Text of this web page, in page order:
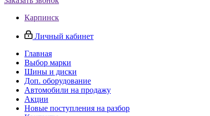
Карпинск
Личный кабинет
Главная
Выбор марки
Шины и диски
Доп. оборудование
Автомобили на продажу
Акции
Новые поступления на разбор